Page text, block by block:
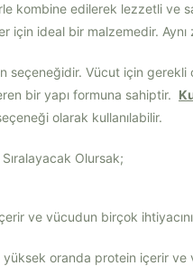
kombine edilerek lezzetli ve
ideal bir malzemedir. Aynı
seçeneğidir. Vücut için
bir yapı formuna sahiptir.
olarak kullanılabilir.
Sıralayacak Olursak;
ve vücudun birçok
oranda protein içerir ve